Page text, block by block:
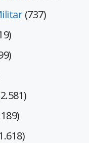
(737)